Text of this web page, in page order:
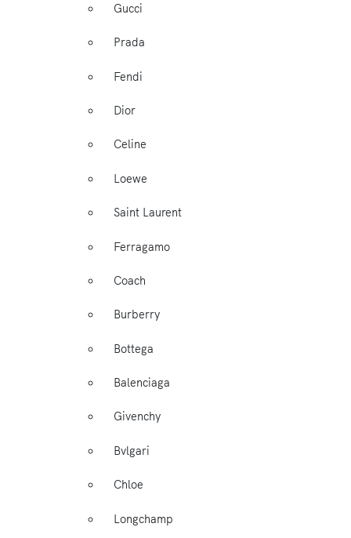
Gucci
Prada
Fendi
Dior
Celine
Loewe
Saint Laurent
Ferragamo
Coach
Burberry
Bottega
Balenciaga
Givenchy
Bvlgari
Chloe
Longchamp